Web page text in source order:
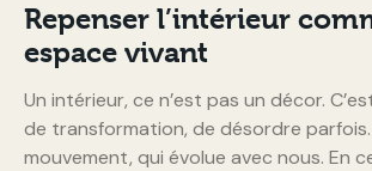
Repenser l’intérieur
espace vivant
Un intérieur, ce n’est pas un décor.
de transformation, de désordre
mouvement, qui évolue avec nous. En